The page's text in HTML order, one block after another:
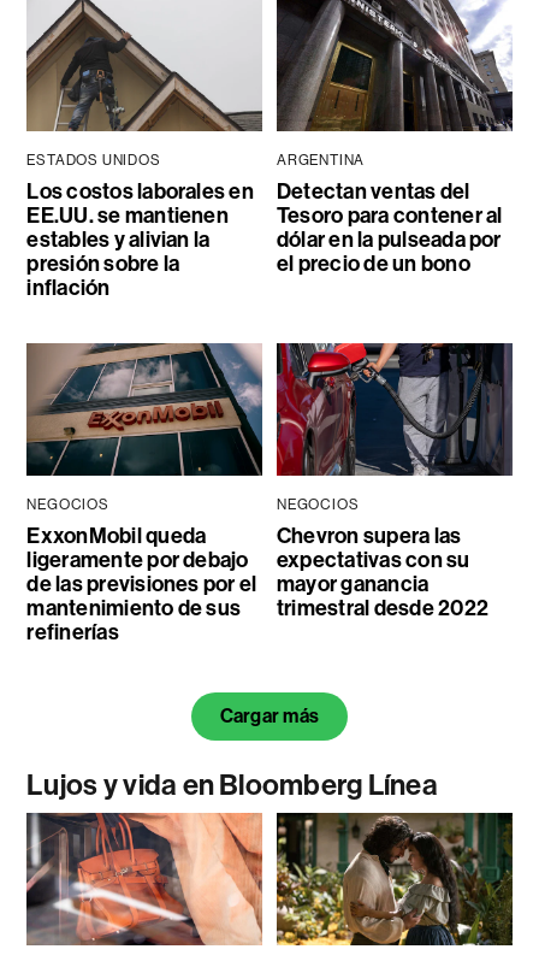
ESTADOS UNIDOS
Los costos laborales en
EE.UU. se mantienen
estables y alivian la
presión sobre la
inflación
ARGENTINA
Detectan ventas del
Tesoro para contener al
dólar en la pulseada por
el precio de un bono
NEGOCIOS
ExxonMobil queda
ligeramente por debajo
de las previsiones por el
mantenimiento de sus
refinerías
NEGOCIOS
Chevron supera las
expectativas con su
mayor ganancia
trimestral desde 2022
Cargar más
Lujos y vida en Bloomberg Línea